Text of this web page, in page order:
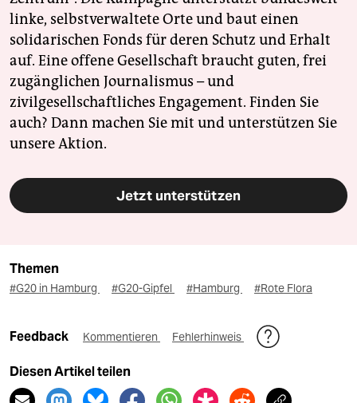
linke, selbstverwaltete Orte und baut einen
solidarischen Fonds für deren Schutz und Erhalt
auf. Eine offene Gesellschaft braucht guten, frei
zugänglichen Journalismus – und
zivilgesellschaftliches Engagement. Finden Sie
auch? Dann machen Sie mit und unterstützen Sie
unsere Aktion.
Jetzt unterstützen
Themen
#G20 in Hamburg #G20-Gipfel #Hamburg #Rote Flora
Feedback Kommentieren Fehlerhinweis
Diesen Artikel teilen